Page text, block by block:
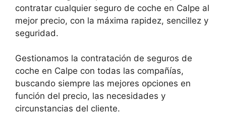
contratar cualquier seguro de coche en Calpe al
mejor precio, con la máxima rapidez, sencillez y
seguridad.
Gestionamos la contratación de seguros de
coche en Calpe con todas las compañías,
buscando siempre las mejores opciones en
función del precio, las necesidades y
circunstancias del cliente.